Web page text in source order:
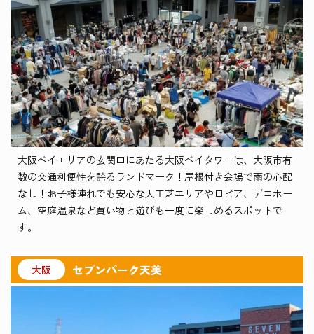
大阪ベイエリアの玄関口にあたる大阪ベイタワーは、大阪市有
数の交通利便性を誇るランドマーク！屋根付き会場で雨の心配
なし！お子様連れでも安心な人工芝エリアやロピア、デコホー
ム、空庭温泉など買い物と遊びも一度に楽しめるスポットで
す。
大阪 セブンパーク天美